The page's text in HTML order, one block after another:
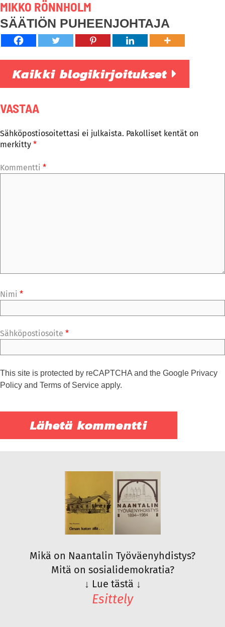
MIKKO RÖNNHOLM
SÄÄTIÖN PUHEENJOHTAJA
Kaikki blogikirjoitukset
VASTAA
Sähköpostiosoitettasi ei julkaista. Pakolliset kentät on
merkitty *
Kommentti *
Nimi *
Sähköpostiosoite *
This site is protected by reCAPTCHA and the Google Privacy
Policy and Terms of Service apply.
Mikä on Naantalin Työväenyhdistys?
Mitä on sosialidemokratia?
↓ Lue tästä ↓
Esittely